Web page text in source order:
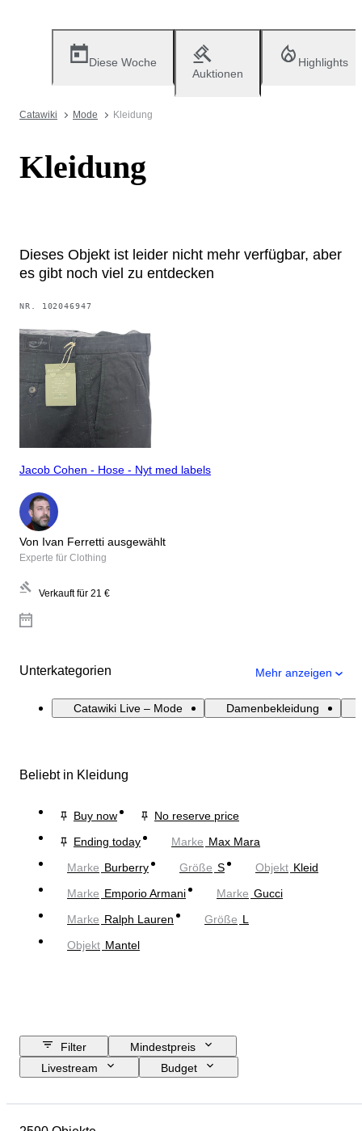
Diese Woche
Auktionen
Highlights
Catawiki Mode Kleidung
Kleidung
Dieses Objekt ist leider nicht mehr verfügbar, aber
es gibt noch viel zu entdecken
NR. 102046947
Jacob Cohen - Hose - Nyt med labels
Von Ivan Ferretti ausgewählt
Experte für Clothing
Verkauft für 21 €
Unterkategorien Mehr anzeigen
Catawiki Live – Mode Damenbekleidung
Beliebt in Kleidung
Buy now
No reserve price
Ending today
Marke Max Mara
Marke Burberry Größe S Objekt Kleid
Marke Emporio Armani Marke Gucci
Marke Ralph Lauren Größe L
Objekt Mantel
Filter
Mindestpreis
Livestream
Budget